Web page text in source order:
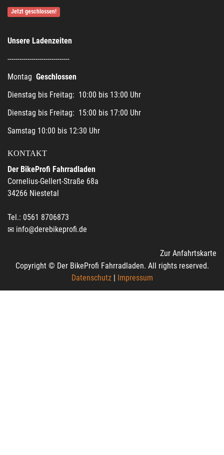
Jetzt geschlossen!
Unsere Ladenzeiten
-------------------------------
Montag Geschlossen
Dienstag bis Freitag: 10:00 bis 13:00 Uhr
Dienstag bis Freitag: 15:00 bis 17:00 Uhr
Samstag 10:00 bis 12:30 Uhr
KONTAKT
Der BikeProfi Fahrradladen
Cornelius-Gellert-Straße 68a
34266 Niestetal
Tel.: 0561 8706873
info@derebikeprofi.de
Zur Anfahrtskarte
Copyright © Der BikeProfi Fahrradladen. All rights reserved.
Datenschutz| Impressum